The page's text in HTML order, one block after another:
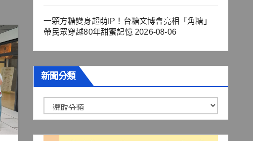
一顆方糖變身超萌IP！台糖文博會亮相「角糖」
帶民眾穿越80年甜蜜記憶 2026-08-06
新聞分類
聞
分